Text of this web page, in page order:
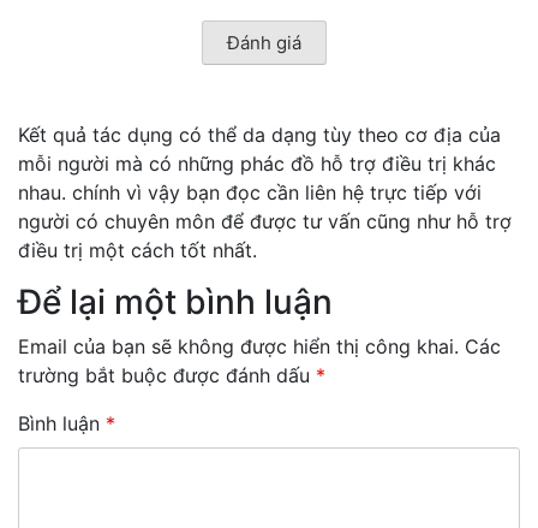
Kết quả tác dụng có thể da dạng tùy theo cơ địa của
mỗi người mà có những phác đồ hỗ trợ điều trị khác
nhau. chính vì vậy bạn đọc cần liên hệ trực tiếp với
người có chuyên môn để được tư vấn cũng như hỗ trợ
điều trị một cách tốt nhất.
Để lại một bình luận
Email của bạn sẽ không được hiển thị công khai. Các
trường bắt buộc được đánh dấu *
Bình luận *